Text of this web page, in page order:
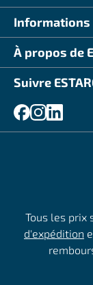
Informations
À propos de
Suivre
Tous les prix
d'expédition